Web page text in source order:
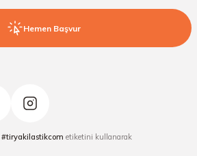
Hemen Başvur
#tiryakilastikcom etiketini kullanarak